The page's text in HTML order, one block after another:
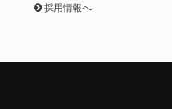
採用情報へ